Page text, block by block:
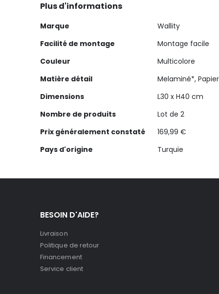
the
of
the
gallery
Plus d'informations
Plus
Marque
Wallity
Facilité de montage
Montage facile
Couleur
Multicolore
Matière détail
Melaminé*, Papier
Dimensions
L30 x H40 cm
Nombre de produits
Lot de 2
Prix généralement constaté
169,99 €
Pays d'origine
Turquie
BESOIN D'AIDE?
Livraison
Politique de retour
Financement
Service client